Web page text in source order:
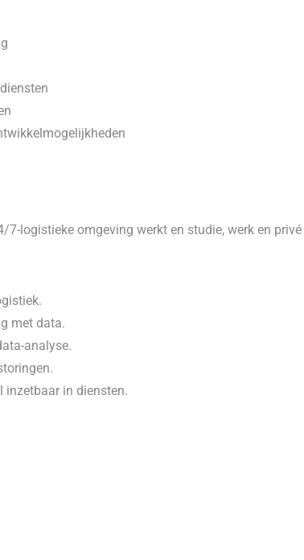
logistieke omgeving werkt en studie, werk en privé
met data.
analyse.
inzetbaar in diensten.